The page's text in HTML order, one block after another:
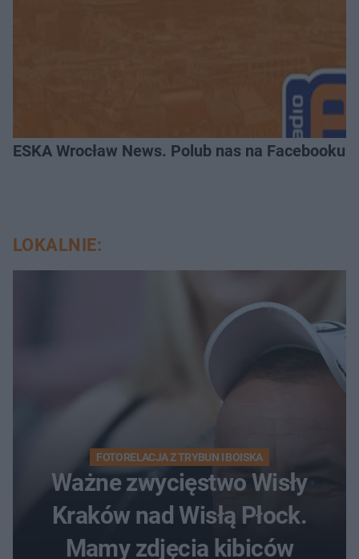
ESKA Wrocław News. Polub nas na Facebooku!
LOKALNIE:
FOTORELACJA Z TRYBUN I BOISKA
Ważne zwycięstwo Wisły
Kraków nad Wisłą Płock.
Mamy zdjęcia kibiców